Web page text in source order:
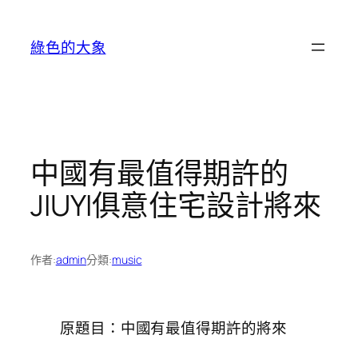
綠色的大象
中國有最值得期許的
JIUYI俱意住宅設計將來
作者:admin分類:music
原題目：中國有最值得期許的將來